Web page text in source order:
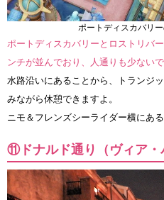
ポートディスカバリ
ポートディスカバリーとロストリバ
ンチが並んでおり、人通りも少ないで
水路沿いにあることから、トランジ
みながら休憩できますよ。
ニモ＆フレンズシーライダー横にあ
⑪ドナルド通り（ヴィア・